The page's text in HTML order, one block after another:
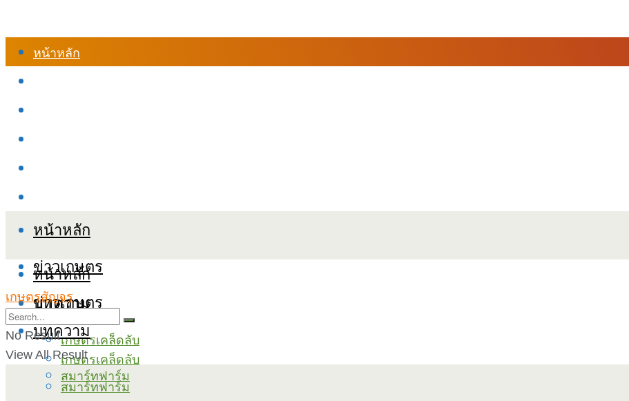
หน้าหลัก
หน้าหลัก
ข่าวเกษตร
บทความ
เกษตรเคล็ดลับ
สมาร์ทฟาร์ม
หน้าหลัก
ข่าวเกษตร
บทความ
เกษตรเคล็ดลับ
สมาร์ทฟาร์ม
เกษตรสัญจร
No Result
View All Result